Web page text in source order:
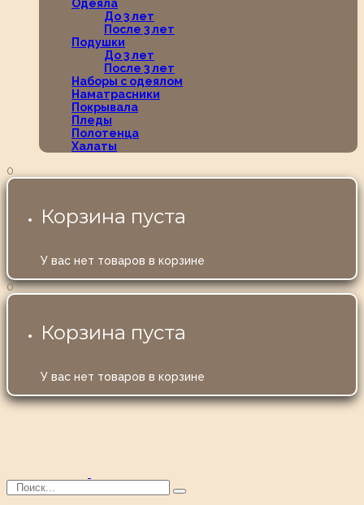
Одеяла
До 3 лет
После 3 лет
Подушки
До 3 лет
После 3 лет
Наборы с одеялом
Наматрасники
Покрывала
Пледы
Полотенца
Халаты
0
Корзина пуста
У вас нет товаров в корзине
0
Корзина пуста
У вас нет товаров в корзине